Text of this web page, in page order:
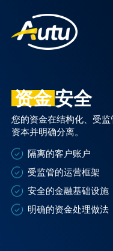
资金安全
您的资金在结构化、受
资本并明确分离。
隔离的客户账户
受监管的运营框架
安全的金融基础设施
明确的资金处理做法